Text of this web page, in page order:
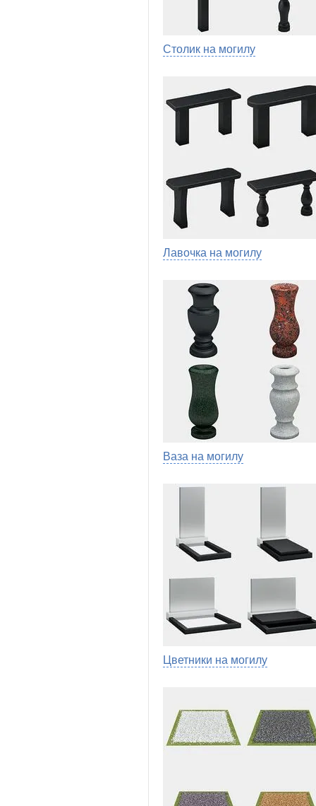
Столик на могилу
Лавочка на могилу
Ваза на могилу
Цветники на могилу